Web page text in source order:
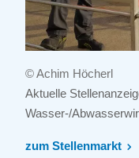
© Achim Höcherl
Aktuelle
Wasser-/
zum Stellenmarkt